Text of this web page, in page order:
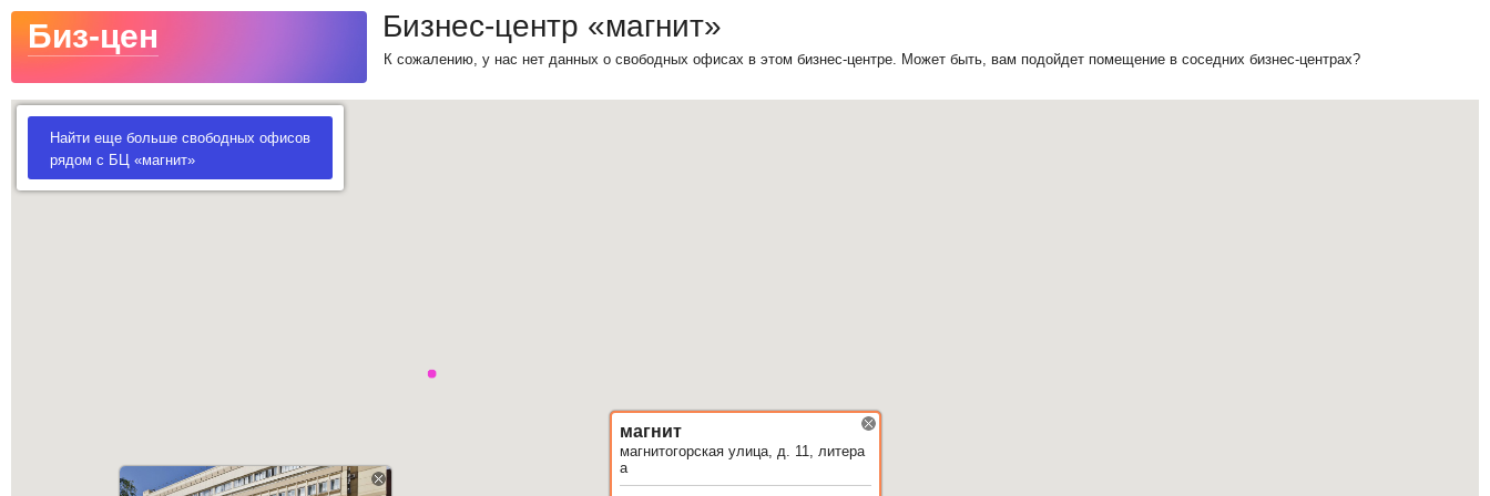
Биз-цен Бизнес-центр «магнит»
К сожалению, у нас нет данных о свободных офисах в этом бизнес-центре. Может быть, вам подойдет помещение в соседних бизнес-центрах?
магнит
магнитогорская улица, д. 11, литера
а
Найти еще больше свободных офисов
рядом с БЦ «магнит»